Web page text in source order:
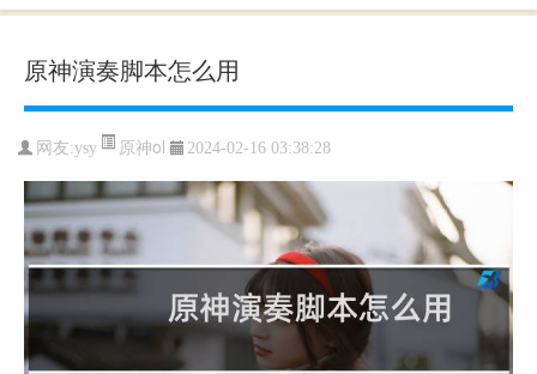
原神演奏脚本怎么用
网友:ysy 原神ol 2024-02-16 03:38:28